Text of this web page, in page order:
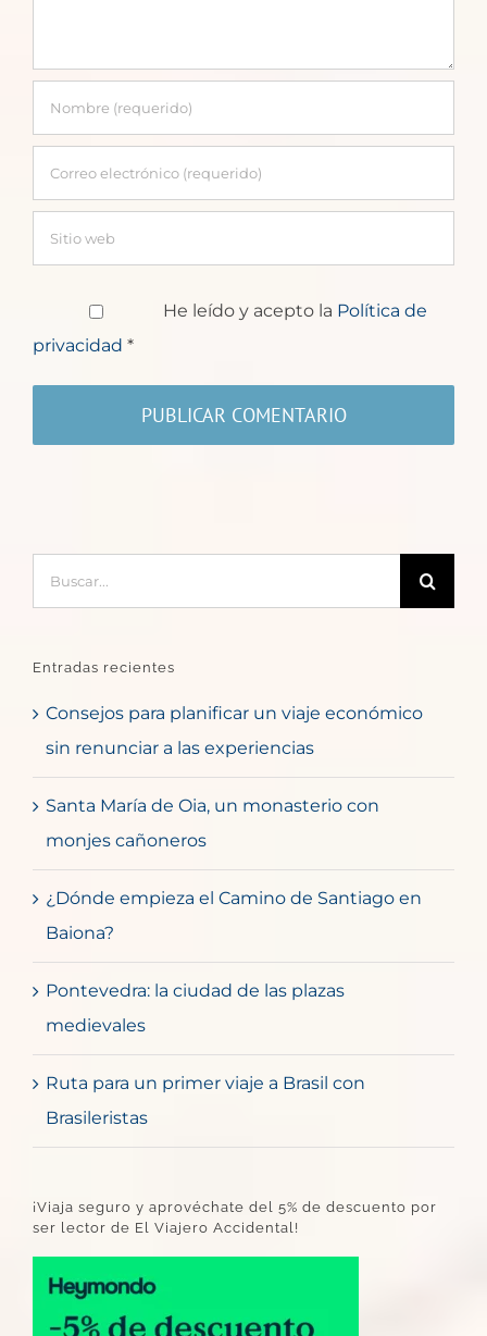
He leído y acepto la Política de
privacidad *
Entradas recientes
Consejos para planificar un viaje económico
sin renunciar a las experiencias
Santa María de Oia, un monasterio con
monjes cañoneros
¿Dónde empieza el Camino de Santiago en
Baiona?
Pontevedra: la ciudad de las plazas
medievales
Ruta para un primer viaje a Brasil con
Brasileristas
¡Viaja seguro y aprovéchate del 5% de descuento por
ser lector de El Viajero Accidental!